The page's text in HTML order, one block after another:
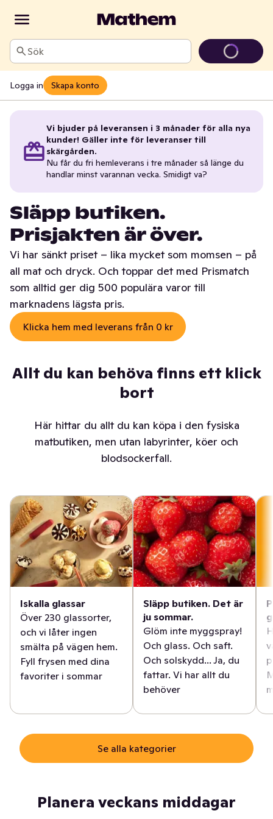
Sök
Logga in Skapa konto
Vi bjuder på leveransen i 3 månader för alla nya
kunder! Gäller inte för leveranser till
skärgården.
Nu får du fri hemleverans i tre månader så länge du
handlar minst varannan vecka. Smidigt va?
Släpp butiken.
Prisjakten är över.
Vi har sänkt priset – lika mycket som momsen – på
all mat och dryck. Och toppar det med Prismatch
som alltid ger dig 500 populära varor till
marknadens lägsta pris.
Klicka hem med leverans från 0 kr
Allt du kan behöva finns ett klick
bort
Här hittar du allt du kan köpa i den fysiska
matbutiken, men utan labyrinter, köer och
blodsockerfall.
Iskalla glassar
Över 230 glassorter,
och vi låter ingen
smälta på vägen hem.
Fyll frysen med dina
favoriter i sommar
Släpp butiken. Det är
ju sommar.
Glöm inte myggspray!
Och glass. Och saft.
Och solskydd... Ja, du
fattar. Vi har allt du
behöver
Se alla kategorier
Planera veckans middagar